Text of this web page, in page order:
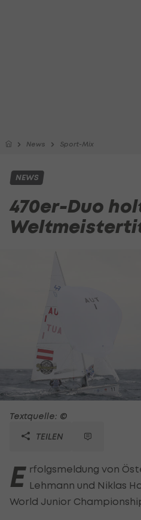
News Sport-Mix
NEWS
470er-Duo
Textquelle: ©
TEILEN
E rfolgsmeldung von
Lehmann und Niklas
World Junior